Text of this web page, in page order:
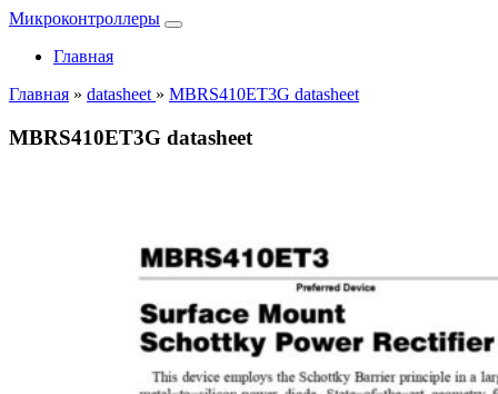
Микроконтроллеры
Главная
Главная » datasheet » MBRS410ET3G datasheet
MBRS410ET3G datasheet